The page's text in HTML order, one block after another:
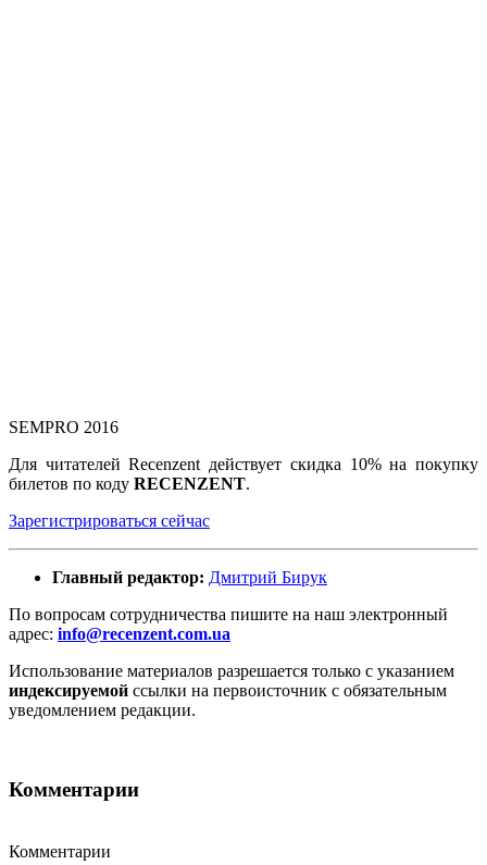
SEMPRO 2016
Для читателей Recenzent действует скидка 10% на покупку
билетов по коду RECENZENT.
Зарегистрироваться сейчас
Главный редактор: Дмитрий Бирук
По вопросам сотрудничества пишите на наш электронный
адрес: info@recenzent.com.ua
Использование материалов разрешается только с указанием
индексируемой ссылки на первоисточник с обязательным
уведомлением редакции.
Комментарии
Комментарии